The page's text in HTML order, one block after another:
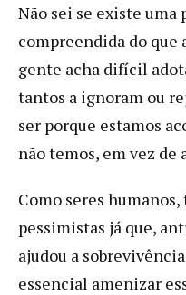
Não sei se existe uma
compreendida do que
gente acha difícil
tantos a ignoram ou
ser porque estamos
não temos, em vez de
Como seres
pessimistas já que,
ajudou a
essencial amenizar